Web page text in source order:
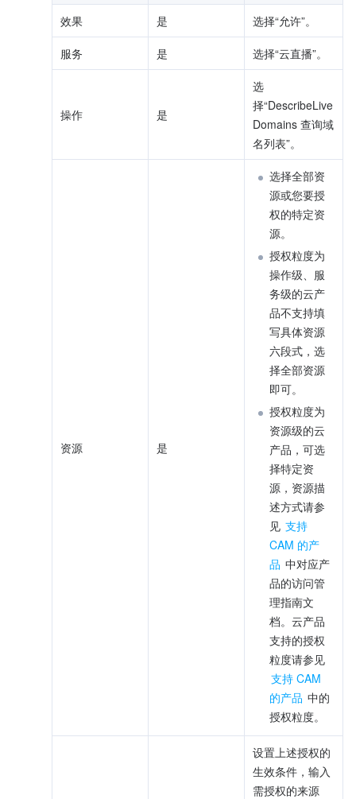
效果 是 选择“允许”。
服务 是 选择“云直播”。
操作 是
选
择“DescribeLive
Domains 查询域
名列表”。
资源 是
选择全部资
源或您要授
权的特定资
源。
授权粒度为
操作级、服
务级的云产
品不支持填
写具体资源
六段式，选
择全部资源
即可。
授权粒度为
资源级的云
产品，可选
择特定资
源，资源描
述方式请参
见 支持
CAM 的产
品 中对应产
品的访问管
理指南文
档。云产品
支持的授权
粒度请参见
支持 CAM
的产品 中的
授权粒度。
设置上述授权的
生效条件，输入
需授权的来源